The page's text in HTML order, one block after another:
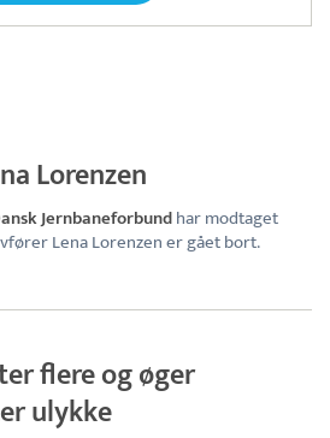
Lorenzen
Jernbaneforbundhar modtaget
Lena Lorenzen er gået bort.
flere og øger
ulykke